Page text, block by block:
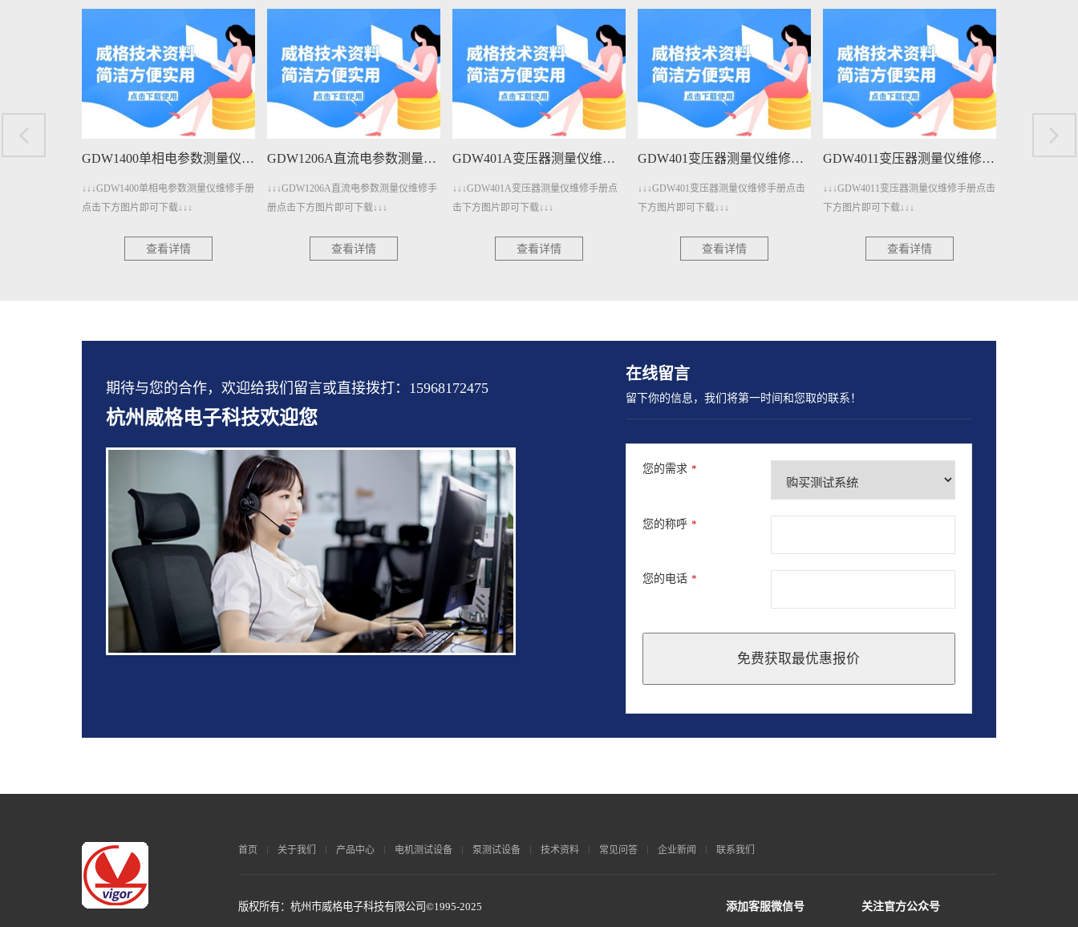
GDW1206A直流电参数测量仪维修手册下载
↓↓↓GDW1206A直流电参数测量仪维修手
册点击下方图片即可下载↓↓↓
查看详情
GDW401A变压器测量仪维修手册下载
↓↓↓GDW401A变压器测量仪维修手册点
击下方图片即可下载↓↓↓
查看详情
GDW401变压器测量仪维修手册下载
↓↓↓GDW401变压器测量仪维修手册点击
下方图片即可下载↓↓↓
查看详情
GDW4011变压器测量仪维修手册下载
↓↓↓GDW4011变压器测量仪维修手册点击
下方图片即可下载↓↓↓
查看详情
GDW3001A三相电参数测量仪维修手册下载
↓↓↓GDW3001A三相电参数测量仪维修手
册点击下方图片即可下载↓↓↓
查看详情
期待与您的合作，欢迎给我们留言或直接拨打：15968172475
杭州威格电子科技欢迎您
在线留言
留下你的信息，我们将第一时间和您取的联系！
您的需求 *
您的称呼 *
您的电话 *
免费获取最优惠报价
should
首页 关于我们 产品中心 电机测试设备 泵测试设备 技术资料 常见问答 企业新闻 联系我们
版权所有：杭州市威格电子科技有限公司©1995-2025 添加客服微信号 关注官方公众号